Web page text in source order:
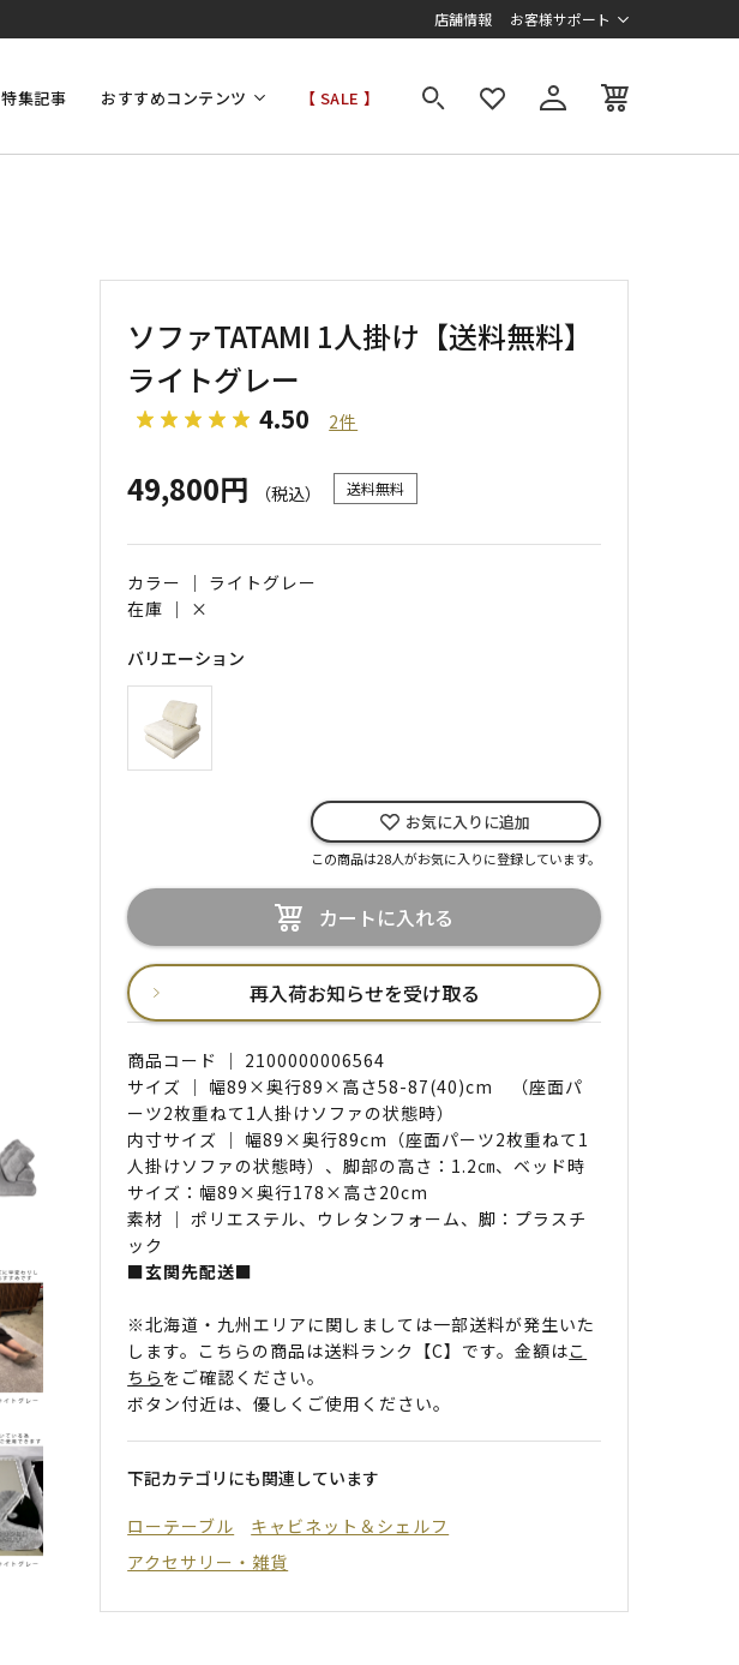
店舗情報 お客様サポート
特集記事 おすすめコンテンツ 【 SALE 】
ソファTATAMI 1人掛け【送料無料】
ライトグレー
4.50 2件
49,800円 （税込） 送料無料
カラー ｜ ライトグレー
在庫 ｜ ×
バリエーション
お気に入りに追加
この商品は28人がお気に入りに登録しています。
カートに入れる
再入荷お知らせを受け取る
商品コード ｜ 2100000006564
サイズ ｜ 幅89×奥行89×高さ58-87(40)cm （座面パ
ーツ2枚重ねて1人掛けソファの状態時）
内寸サイズ ｜ 幅89×奥行89cm（座面パーツ2枚重ねて1
人掛けソファの状態時）、脚部の高さ：1.2㎝、ベッド時
サイズ：幅89×奥行178×高さ20cm
素材 ｜ ポリエステル、ウレタンフォーム、脚：プラスチ
ック
■玄関先配送■
※北海道・九州エリアに関しましては一部送料が発生いた
します。こちらの商品は送料ランク【C】です。金額はこ
ちら をご確認ください。
ボタン付近は、優しくご使用ください。
下記カテゴリにも関連しています
ローテーブル
キャビネット＆シェルフ
アクセサリー・雑貨